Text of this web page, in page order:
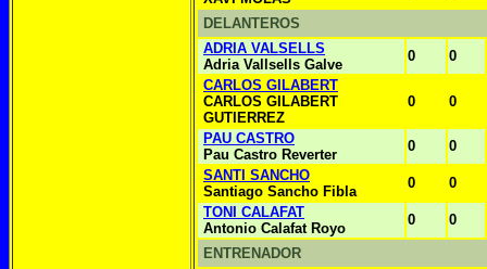
DELANTEROS
ADRIA VALSELLS
Adria Vallsells Galve
0
0
CARLOS GILABERT
CARLOS GILABERT
GUTIERREZ
0 0
PAU CASTRO
Pau Castro Reverter
0
0
SANTI SANCHO
Santiago Sancho Fibla
0
0
TONI CALAFAT
Antonio Calafat Royo
0 0
ENTRENADOR